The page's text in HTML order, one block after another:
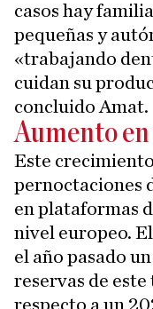
casos hay
pequeñas y
«trabajando
cuidan su
concluido Amat.
Aumento
Este
pernoctaciones
en plataformas
nivel europeo.
el año pasado
reservas de este
respecto a un